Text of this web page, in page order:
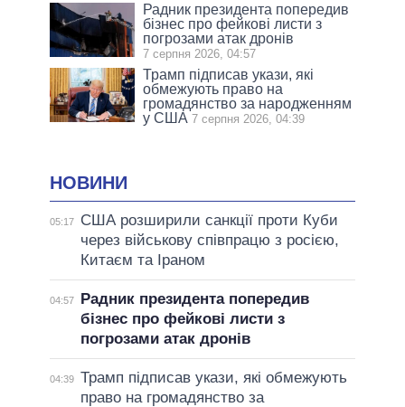
Радник президента попередив
бізнес про фейкові листи з
погрозами атак дронів
7 серпня 2026, 04:57
Трамп підписав укази, які
обмежують право на
громадянство за народженням
у США 7 серпня 2026, 04:39
НОВИНИ
05:17
США розширили санкції проти Куби
через військову співпрацю з росією,
Китаєм та Іраном
04:57
Радник президента попередив
бізнес про фейкові листи з
погрозами атак дронів
04:39 Трамп підписав укази, які обмежують
право на громадянство за